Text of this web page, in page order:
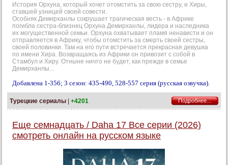
История Орхуна, который хочет отомстить за свою сестру, и Хиры,
ставшей узницей своей совести.
Особняк Демирханлы сокрушает трагическая весть - в Африке
погибла сестра-близнец Орхуна Демирханлы, лидера и наследника
их могущественной семьи. Орхуна охватывает пламя ненависти и он
отправляется в Африку, чтобы отомстить за смерть своей сестры,
своей половинки. Там на его пути встречается прекрасная девушка
по имени Хира. Возвращаясь из Африки он привозит с собой в
Стамбул и Хиру. Отныне ничто не будет, как прежде в семье
Демирханлы...
Добавлена 1-356; 3 сезон: 435-490, 528-557 серия (русская озвучка).
Турецкие сериалы | +4201 Подробнее...
Еще семнадцать / Daha 17 Все серии (2026)
смотреть онлайн на русском языке